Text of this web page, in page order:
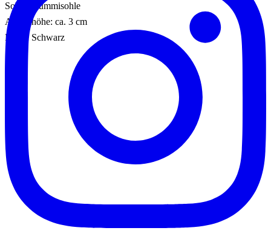
Sohle: Gummisohle
Absatzhöhe: ca. 3 cm
Farbe: Schwarz